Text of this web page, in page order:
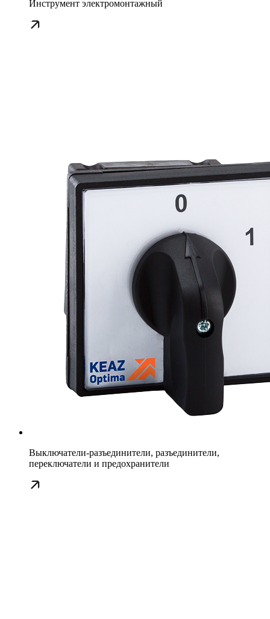
Инструмент электромонтажный
Выключатели-разъединители, разъединители,
переключатели и предохранители